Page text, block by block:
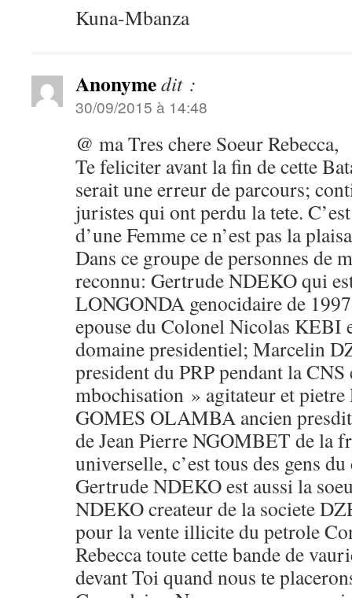
Kuna-Mbanza
Anonymedit :
30/09/2015 à 14:48
@ ma Tres chere Soeur Rebecca,
Te feliciter avant la fin de cette
serait une erreur de parcours;
juristes qui ont perdu la tete.
d’une Femme ce n’est pas la
Dans ce groupe de personnes de
reconnu: Gertrude NDEKO qui
LONGONDA genocidaire de
epouse du Colonel Nicolas KEBI
domaine presidentiel; Marcelin
president du PRP pendant la
mbochisation » agitateur et pietre
GOMES OLAMBA ancien
de Jean Pierre NGOMBET de la
universelle, c’est tous des gens
Gertrude NDEKO est aussi la
NDEKO createur de la societe
pour la vente illicite du petrole
Rebecca toute cette bande de
devant Toi quand nous te